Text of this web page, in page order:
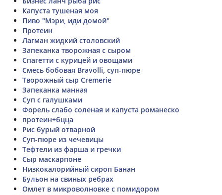
Капуста тушеная моя
Пиво "Мэри, иди домой"
Протеин
Лагман жидкий столовский
Запеканка творожная с сыром
Спагетти с курицей и овощами
Смесь бобовая Bravolli, суп-пюре
Творожный сыр Cremerie
Запеканка манная
Суп с галушками
Форель слабо соленая и капуста романеско
протеин+бцца
Рис бурый отварной
Суп-пюре из чечевицы
Тефтели из фарша и гречки
Сыр маскарпоне
Низкокалорийный сироп Банан
Бульон на свиных ребрах
Омлет в микроволновке с помидором